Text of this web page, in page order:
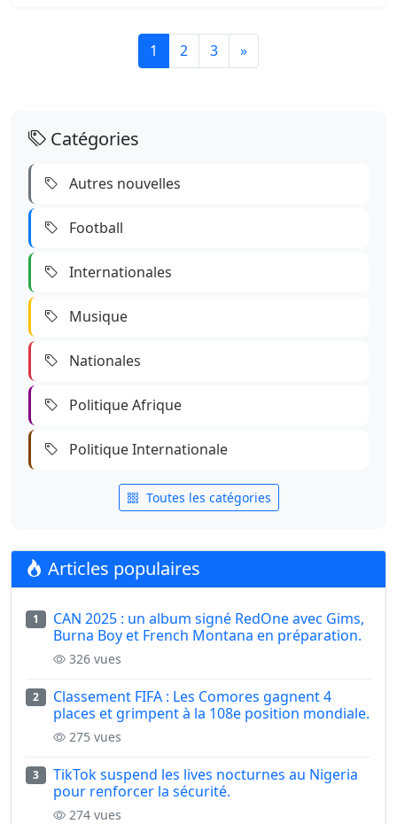
1 (page actuelle)
2 3 »
Catégories
Autres nouvelles
Football
Internationales
Musique
Nationales
Politique Afrique
Politique Internationale
Toutes les catégories
Articles populaires
1
CAN 2025 : un album signé RedOne avec Gims,
Burna Boy et French Montana en préparation.
326 vues
2
Classement FIFA : Les Comores gagnent 4
places et grimpent à la 108e position mondiale.
275 vues
3
TikTok suspend les lives nocturnes au Nigeria
pour renforcer la sécurité.
274 vues